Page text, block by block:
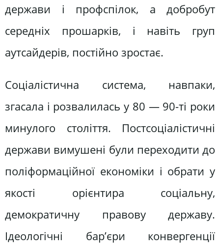
держави і профспілок, а добробут
середніх прошарків, і навіть груп
аутсайдерів, постійно зростає.
Соціалістична система, навпаки,
згасала і розвалилась у 80 — 90-ті роки
минулого століття. Постсоціалістичні
держави вимушені були переходити до
поліформаційної економіки і обрати у
якості орієнтира соціальну,
демократичну правову державу.
Ідеологічні бар’єри конвергенції